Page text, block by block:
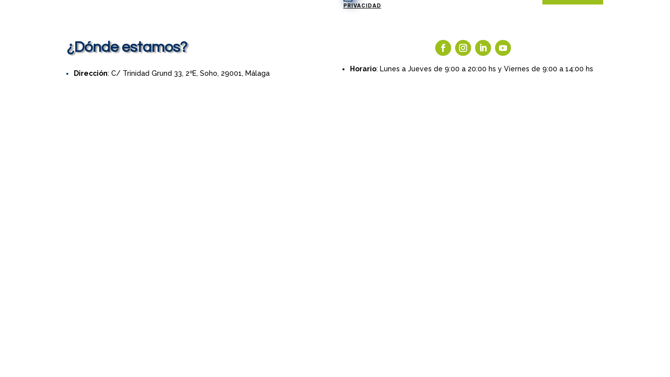
PRIVACIDAD
¿Dónde estamos?
Dirección: C/ Trinidad Grund 33, 2ºE, Soho, 29001, Málaga
Horario: Lunes a Jueves de 9:00 a 20:00 hs y Viernes de 9:00 a 14:00 hs